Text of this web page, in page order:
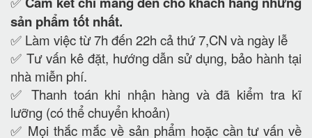
sản phẩm tốt nhất.
✅ Làm việc từ 7h đến 22h cả thứ 7,CN và ngày lễ
✅ Tư vấn kê đặt, hướng dẫn sử dụng, bảo hành tại
nhà miễn phí.
✅ Thanh toán khi nhận hàng và đã kiểm tra kĩ
lưỡng (có thể chuyển khoản)
✅ Mọi thắc mắc về sản phẩm hoặc cần tư vấn về